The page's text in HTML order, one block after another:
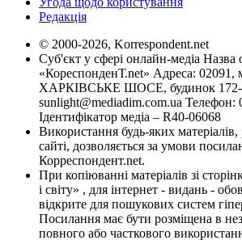
Редакція
© 2000-2026, Korrespondent.net
Суб'єкт у сфері онлайн-медіа Назва
«КореспонденТ.net» Адреса: 02091,
ХАРКІВСЬКЕ ШОСЕ, будинок 172-
sunlight@mediadim.com.ua Телефон:
Ідентифікатор медіа – R40-06068
Використання будь-яких
сайті, дозволяється за умови
Корреспондент.net.
При копіюванні матеріалів зі
і світу» , для інтернет - видань -
відкрите для пошукових систем
Посилання має бути розміщена в
повного або часткового